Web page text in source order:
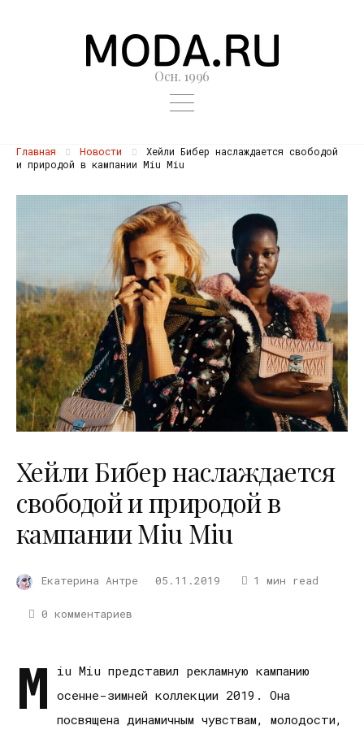
Осн. 1996
Главная Новости
Хейли Бибер наслаждается свободой
и природой в кампании Miu Miu
Хейли Бибер наслаждается
свободой и природой в
кампании Miu Miu
Екатерина Антре 05.11.2019 1 мин read
0 комментариев
M
iu Miu представил рекламную кампанию
осенне-зимней коллекции 2019. Она
посвящена динамичным чувствам, молодости,